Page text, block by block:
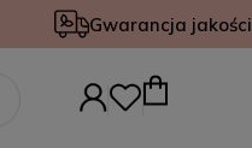
Gwarancja jakości